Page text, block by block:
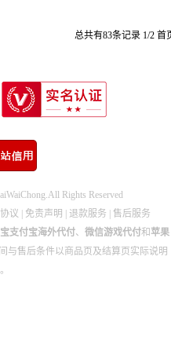
总共有83条记录 1/2 首
Rights Reserved
议 免责声明 退款服务
售后服务
支付宝海外代付、 微信游戏代付和 苹果
与售后条件以商品页及结算页实际说明